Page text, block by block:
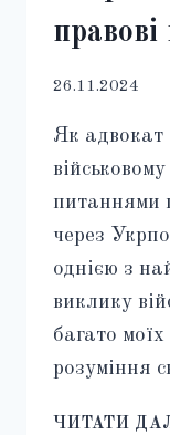
правові
26.11.2024
Як адвокат
питаннями
через
однією з
виклику
багато моїх
розуміння
ЧИТАТИ